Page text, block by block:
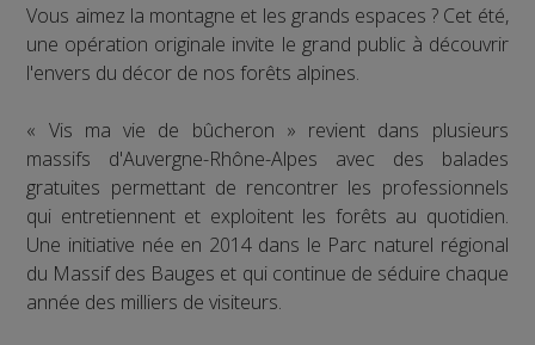
Vous aimez la montagne et les grands espaces ? Cet été,
une opération originale invite le grand public à découvrir
l'envers du décor de nos forêts alpines.
« Vis ma vie de bûcheron » revient dans plusieurs
massifs d'Auvergne-Rhône-Alpes avec des balades
gratuites permettant de rencontrer les professionnels
qui entretiennent et exploitent les forêts au quotidien.
Une initiative née en 2014 dans le Parc naturel régional
du Massif des Bauges et qui continue de séduire chaque
année des milliers de visiteurs.